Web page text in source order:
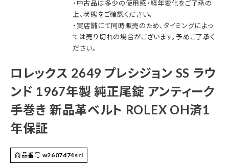
・中古品は多少の使用感・経年変化をご了承の
上、状態をご確認ください。
・実店舗にて同時販売のため、タイミングによっ
ては売り切れの場合がございます。予めご了承く
ださい。
ロレックス 2649 プレシジョン SS ラウ
ンド 1967年製 純正尾錠 アンティーク
手巻き 新品革ベルト ROLEX OH済1
年保証
商品番号 w2607d74srl